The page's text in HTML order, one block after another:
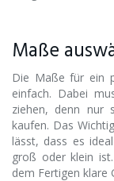
Maße
Die Maße für ein
einfach. Dabei
ziehen, denn nur
kaufen. Das
lässt, dass es
groß oder klein
dem Fertigen klare